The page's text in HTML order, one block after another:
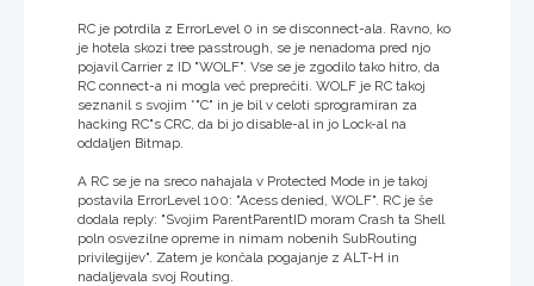
RC je potrdila z ErrorLevel 0 in se disconnect-ala. Ravno, ko
je hotela skozi tree passtrough, se je nenadoma pred njo
pojavil Carrier z ID "WOLF". Vse se je zgodilo tako hitro, da
RC connect-a ni mogla več preprečiti. WOLF je RC takoj
seznanil s svojim *"C" in je bil v celoti sprogramiran za
hacking RC"s CRC, da bi jo disable-al in jo Lock-al na
oddaljen Bitmap.
A RC se je na sreco nahajala v Protected Mode in je takoj
postavila ErrorLevel 100: "Acess denied, WOLF". RC je še
dodala reply: "Svojim ParentParentID moram Crash ta Shell
poln osvezilne opreme in nimam nobenih SubRouting
privilegijev". Zatem je končala pogajanje z ALT-H in
nadaljevala svoj Routing.